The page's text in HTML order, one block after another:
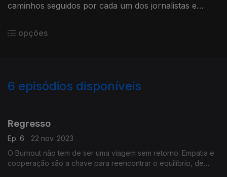
caminhos seguidos por cada um dos jornalistas e
para o Burnout.
opções
6 episódios disponíveis
Regresso
Ep. 6
22 nov. 2023
O Burnout não tem de ser uma viagem sem retorno. Empatia e
cooperação são a chave para reencontrar o equilíbrio, de